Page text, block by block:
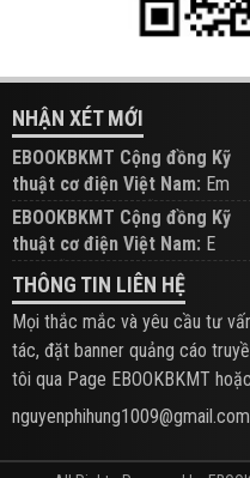
NHẬN XÉT MỚI
EBOOKBKMT Cộng đồng Kỹ
thuật cơ điện Việt Nam: Em
đăng trên Group hỗ trợ nhé
EBOOKBKMT Cộng đồng Kỹ
thuật cơ điện Việt Nam: E
xem hỗ trợ trên Group
THÔNG TIN LIÊN HỆ
Mọi thắc mắc và yêu cầu tư
tác, đặt banner quảng cáo
tôi qua Page EBOOKBKMT
nguyenphihung1009@gmail.com